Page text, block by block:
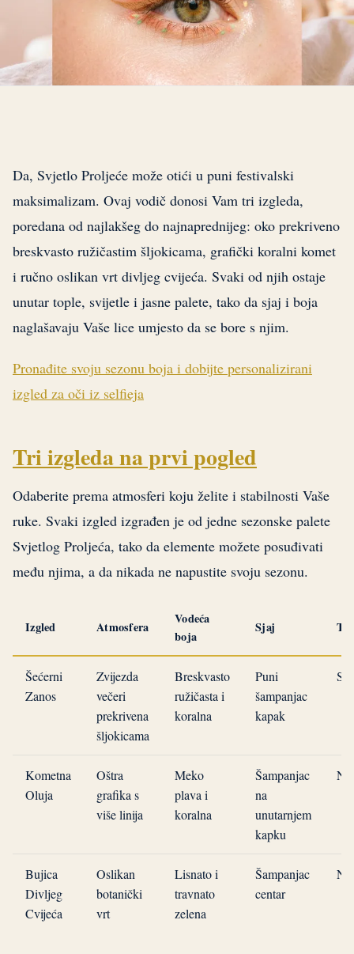
Da, Svjetlo Proljeće može otići u puni festivalski
maksimalizam. Ovaj vodič donosi Vam tri izgleda,
poredana od najlakšeg do najnaprednijeg: oko prekriveno
breskvasto ružičastim šljokicama, grafički koralni komet
i ručno oslikan vrt divljeg cvijeća. Svaki od njih ostaje
unutar tople, svijetle i jasne palete, tako da sjaj i boja
naglašavaju Vaše lice umjesto da se bore s njim.
Pronađite svoju sezonu boja i dobijte personalizirani
izgled za oči iz selfieja
Tri izgleda na prvi pogled
Odaberite prema atmosferi koju želite i stabilnosti Vaše
ruke. Svaki izgled izgrađen je od jedne sezonske palete
Svjetlog Proljeća, tako da elemente možete posuđivati
među njima, a da nikada ne napustite svoju sezonu.
Izgled Atmosfera
Vodeća
boja
Sjaj
Šećerni
Zanos
Zvijezda
večeri
prekrivena
šljokicama
Breskvasto
ružičasta i
koralna
Puni
šampanjac
kapak
Kometna
Oluja
Oštra
grafika s
više linija
Meko
plava i
koralna
Šampanjac
na
unutarnjem
kapku
Bujica
Divljeg
Cvijeća
Oslikan
botanički
vrt
Lisnato i
travnato
zelena
Šampanjac
centar